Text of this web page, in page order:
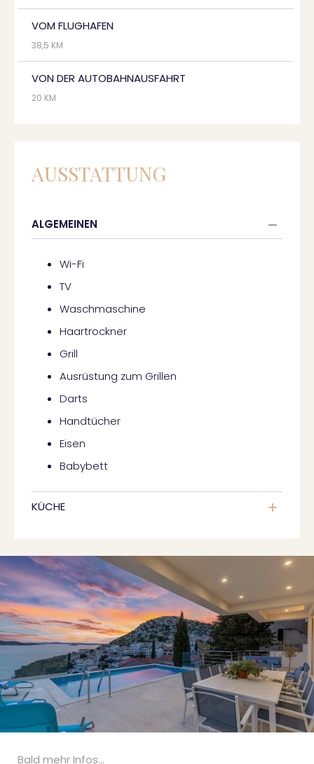
VOM FLUGHAFEN
38,5 KM
VON DER AUTOBAHNAUSFAHRT
20 KM
AUSSTATTUNG
ALGEMEINEN
Wi-Fi
TV
Waschmaschine
Haartrockner
Grill
Ausrüstung zum Grillen
Darts
Handtücher
Eisen
Babybett
KÜCHE
Bald mehr Infos...